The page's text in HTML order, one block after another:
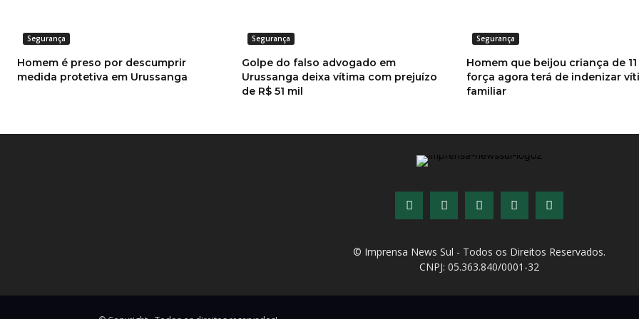
Segurança
Homem é preso por descumprir
medida protetiva em Urussanga
Segurança
Golpe do falso advogado em
Urussanga deixa vítima com prejuízo
de R$ 51 mil
Segurança
Homem que beijou criança de
força agora terá de indenizar
familiar
© Imprensa News Sul - Todos os Direitos Reservados.
CNPJ: 05.363.840/0001-32